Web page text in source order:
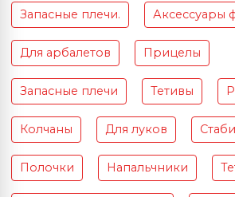
Запасные плечи. Аксессуары
Для арбалетов Прицелы
Запасные плечи Тетивы
Колчаны Для луков
Полочки Напальчники